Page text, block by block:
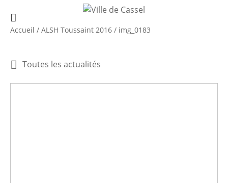
Accueil / ALSH Toussaint 2016 / img_0183
Toutes les actualités